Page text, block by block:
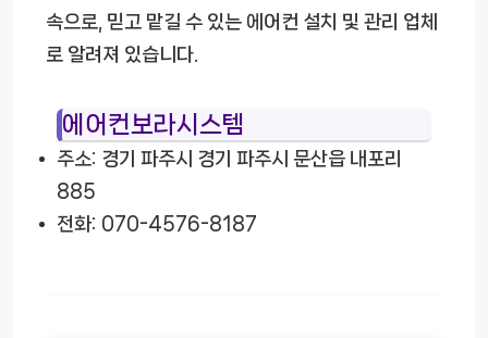
속으로, 믿고 맡길 수 있는 에어컨 설치 및 관리 업체
로 알려져 있습니다.
에어컨보라시스템
주소: 경기 파주시 경기 파주시 문산읍 내포리
885
전화: 070-4576-8187